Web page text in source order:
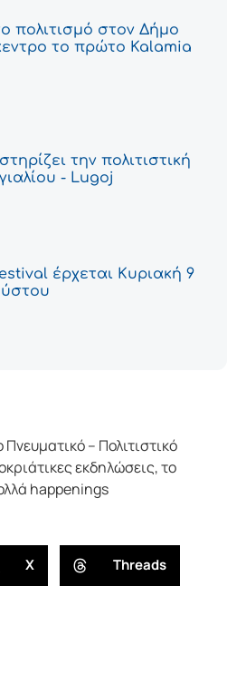
πολιτισμό στον Δήμο
το πρώτο Kalamia
την πολιτιστική
- Lugoj
έρχεται Κυριακή 9
– Πολιτιστικό
εκδηλώσεις, το
happenings
X Threads